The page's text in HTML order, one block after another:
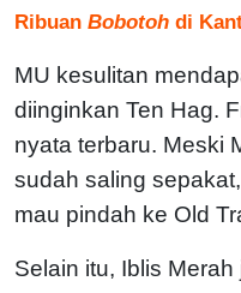
Ribuan Bobotoh di
MU kesulitan
diinginkan Ten Hag.
nyata terbaru. Meski
sudah saling
mau pindah ke Old
Selain itu, Iblis